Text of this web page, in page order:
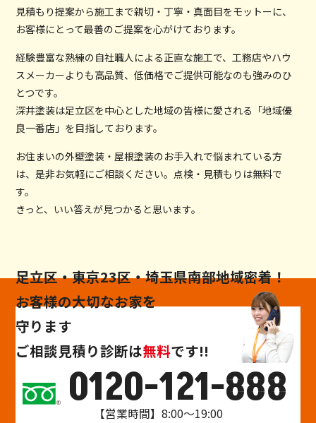
見積もり提案から施工まで親切・丁寧・真面目をモットーに、
お客様にとって最善のご提案を心がけております。
経験豊富な熟練の自社職人による正直な施工で、工務店やハウ
スメーカーよりも高品質、低価格でご提供可能なのも強みのひ
とつです。
深井塗装は足立区を中心とした地域の皆様に愛される「地域優
良一番店」を目指しております。
お住まいの外壁塗装・屋根塗装のお手入れで悩まれている方
は、是非お気軽にご相談ください。点検・見積もりは無料で
す。
きっと、いい答えが見つかると思います。
足立区・東京23区・埼玉県南部地域密着！
お客様の大切なお家を
守ります
ご相談見積り診断は無料です!!
0120-121-888
【営業時間】8:00～19:00